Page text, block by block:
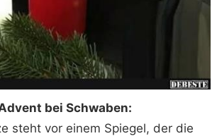
bei Schwaben:
steht vor einem Spiegel, der die